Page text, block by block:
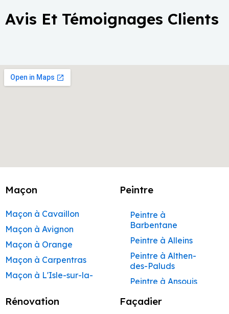
Avis Et Témoignages Clients
Maçon
Maçon à Cavaillon
Maçon à Avignon
Maçon à Orange
Maçon à Carpentras
Maçon à L'Isle-sur-la-
Maçon à Apt
Peintre
Peintre à
Barbentane
Peintre à Alleins
Peintre à Althen-
des-Paluds
Peintre à Ansouis
Peintre à Apt
Rénovation Façadier